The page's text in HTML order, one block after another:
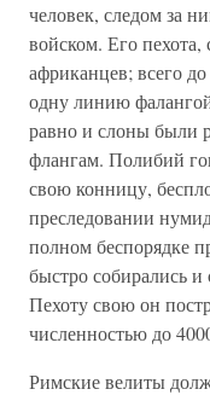
человек, следом за
войском. Его пехота,
африканцев; всего
одну линию
равно и слоны были
флангам. Полибий
свою конницу,
преследовании
полном беспорядке
быстро собирались и
Пехоту свою он
численностью до
Римские велиты